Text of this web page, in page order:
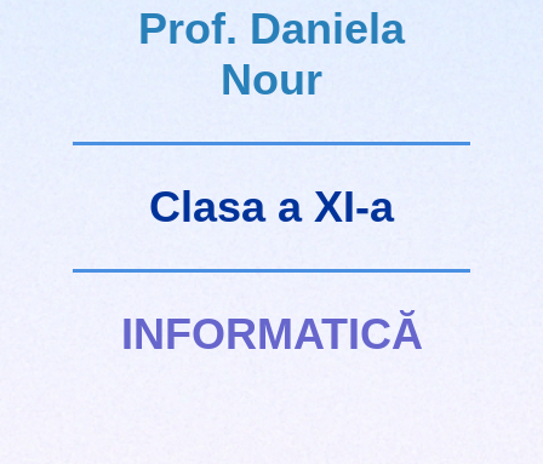
Prof. Daniela
Nour
Clasa a XI-a
INFORMATICĂ